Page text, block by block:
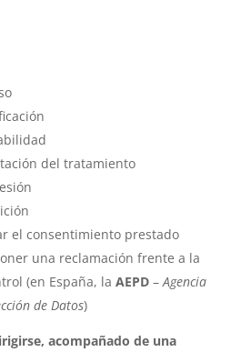
del tratamiento
el consentimiento prestado
una reclamación frente a la
(en España, la AEPD–Agencia
de Datos)
acompañado de una